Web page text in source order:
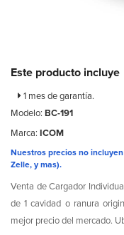
Este producto incluye
1 mes de garantía.
Modelo: BC-191
Marca: ICOM
Nuestros precios no
Zelle, y mas).
Venta de Cargador
de 1 cavidad o ranura
mejor precio del mercado.